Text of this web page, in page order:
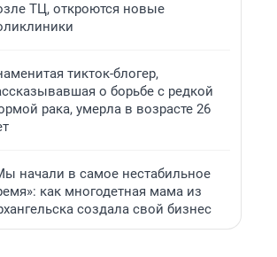
ТЦ, откроются новые
тикток-блогер,
о борьбе с редкой
рака, умерла в возрасте 26
начали в самое нестабильное
как многодетная мама из
создала свой бизнес